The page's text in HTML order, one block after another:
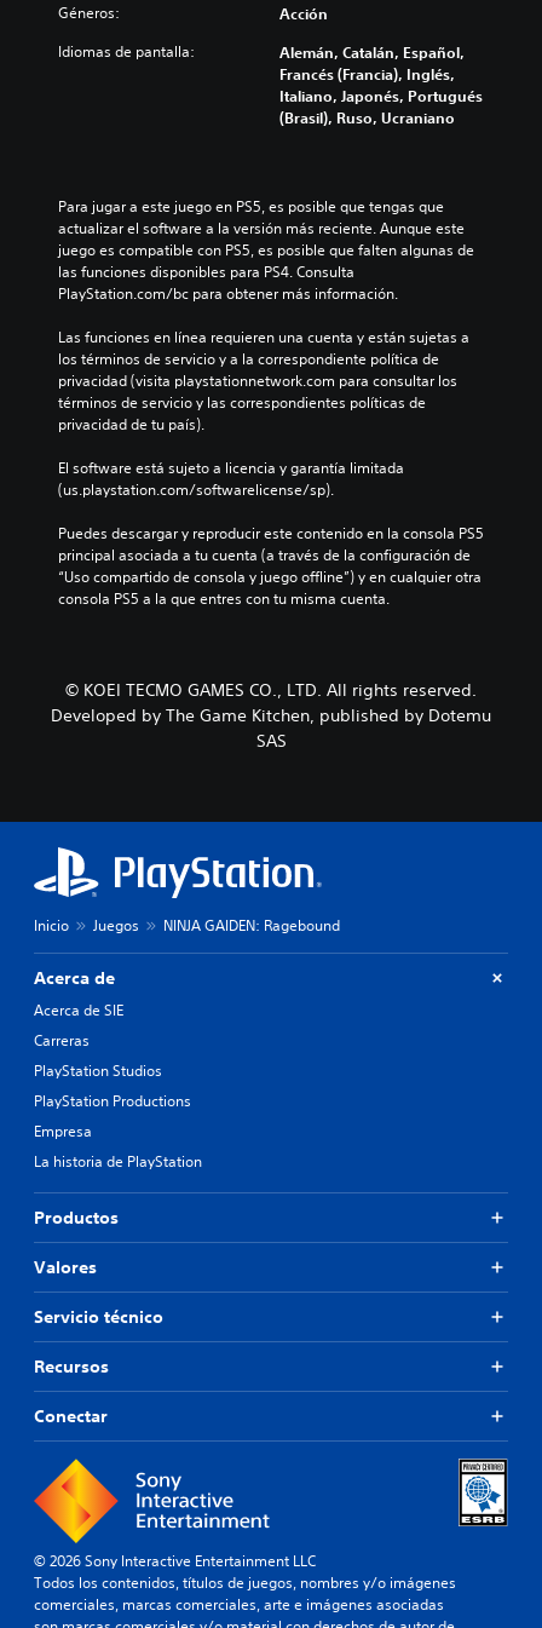
Géneros: Acción
Idiomas de pantalla:
Alemán, Catalán, Español,
Francés (Francia), Inglés,
Italiano, Japonés, Portugués
(Brasil), Ruso, Ucraniano
Para jugar a este juego en PS5, es posible que tengas que
actualizar el software a la versión más reciente. Aunque este
juego es compatible con PS5, es posible que falten algunas de
las funciones disponibles para PS4. Consulta
PlayStation.com/bc para obtener más información.
Las funciones en línea requieren una cuenta y están sujetas a
los términos de servicio y a la correspondiente política de
privacidad (visita playstationnetwork.com para consultar los
términos de servicio y las correspondientes políticas de
privacidad de tu país).
El software está sujeto a licencia y garantía limitada
(us.playstation.com/softwarelicense/sp).
Puedes descargar y reproducir este contenido en la consola PS5
principal asociada a tu cuenta (a través de la configuración de
“Uso compartido de consola y juego offline”) y en cualquier otra
consola PS5 a la que entres con tu misma cuenta.
© KOEI TECMO GAMES CO., LTD. All rights reserved.
Developed by The Game Kitchen, published by Dotemu
SAS
Inicio Juegos NINJA GAIDEN: Ragebound
Acerca de
Acerca de SIE
Carreras
PlayStation Studios
PlayStation Productions
Empresa
La historia de PlayStation
Productos
Valores
Servicio técnico
Recursos
Conectar
© 2026 Sony Interactive Entertainment LLC
Todos los contenidos, títulos de juegos, nombres y/o imágenes
comerciales, marcas comerciales, arte e imágenes asociadas